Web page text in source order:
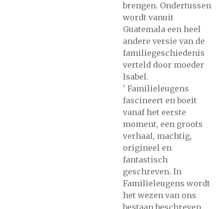
brengen. Ondertussen
wordt vanuit
Guatemala een heel
andere versie van de
familiegeschiedenis
verteld door moeder
Isabel.
' Familieleugens
fascineert en boeit
vanaf het eerste
moment, een groots
verhaal, machtig,
origineel en
fantastisch
geschreven. In
Familieleugens wordt
het wezen van ons
bestaan beschreven.